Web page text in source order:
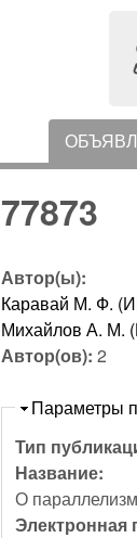
77873
Автор(ы):
Каравай М. Ф.
Михайлов А. М.
Автор(ов):2
Скрыть
Параметры
Тип
Название:
О
Электронная